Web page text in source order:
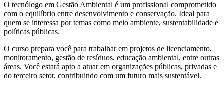
O tecnólogo em Gestão Ambiental é um profissional comprometido
com o equilíbrio entre desenvolvimento e conservação. Ideal para
quem se interessa por temas como meio ambiente, sustentabilidade e
políticas públicas.
O curso prepara você para trabalhar em projetos de licenciamento,
monitoramento, gestão de resíduos, educação ambiental, entre outras
áreas. Você estará apto a atuar em organizações públicas, privadas e
do terceiro setor, contribuindo com um futuro mais sustentável.